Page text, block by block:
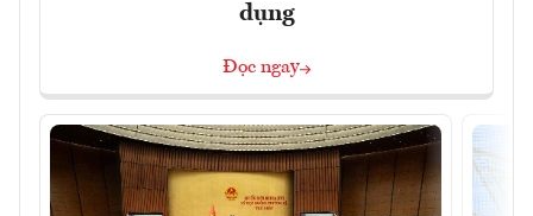
dụng
Đọc ngay